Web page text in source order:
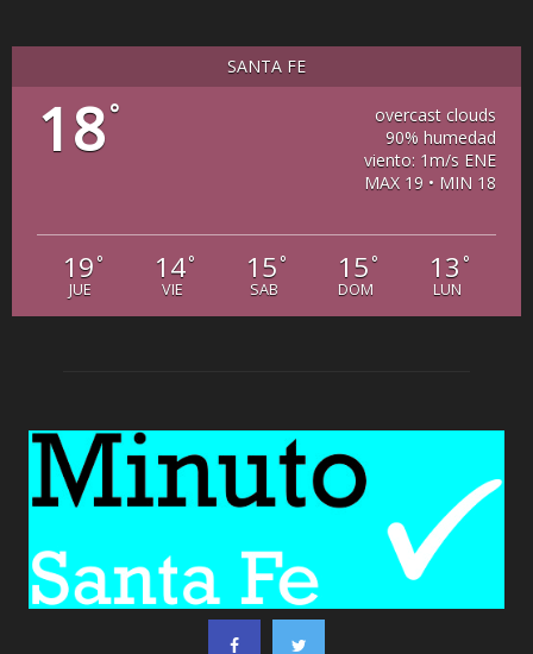
SANTA FE
18°
overcast clouds
90% humedad
viento: 1m/s ENE
MAX 19 • MIN 18
19°
JUE
14°
VIE
15°
SAB
15°
DOM
13 °
LUN